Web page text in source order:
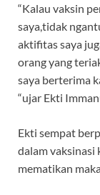
“Kalau vaksin
saya,tidak
aktifitas saya
orang yang
saya berterima
“ujar Ekti
Ekti sempat
dalam vaksinasi
mematikan